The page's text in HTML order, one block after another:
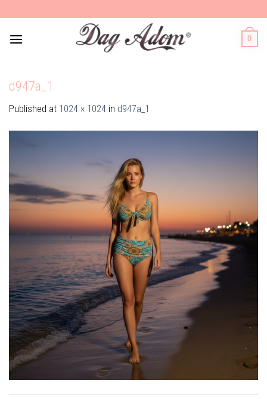
to
content
0
d947a_1
Published at 1024 × 1024 in d947a_1